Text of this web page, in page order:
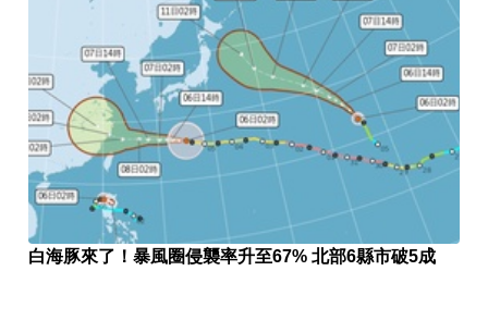
白海豚來了！暴風圈侵襲率升至67% 北部6縣市破5成